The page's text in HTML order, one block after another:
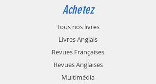
à la date anniversaire. Vous pouvez
annuler le renouvellement à tout
moment par email simple
infos@quintessence-
Feuilletez un extrait du numéro
Achetez
Tous nos livres
Livres Anglais
Revues Françaises
Revues Anglaises
Multimédia